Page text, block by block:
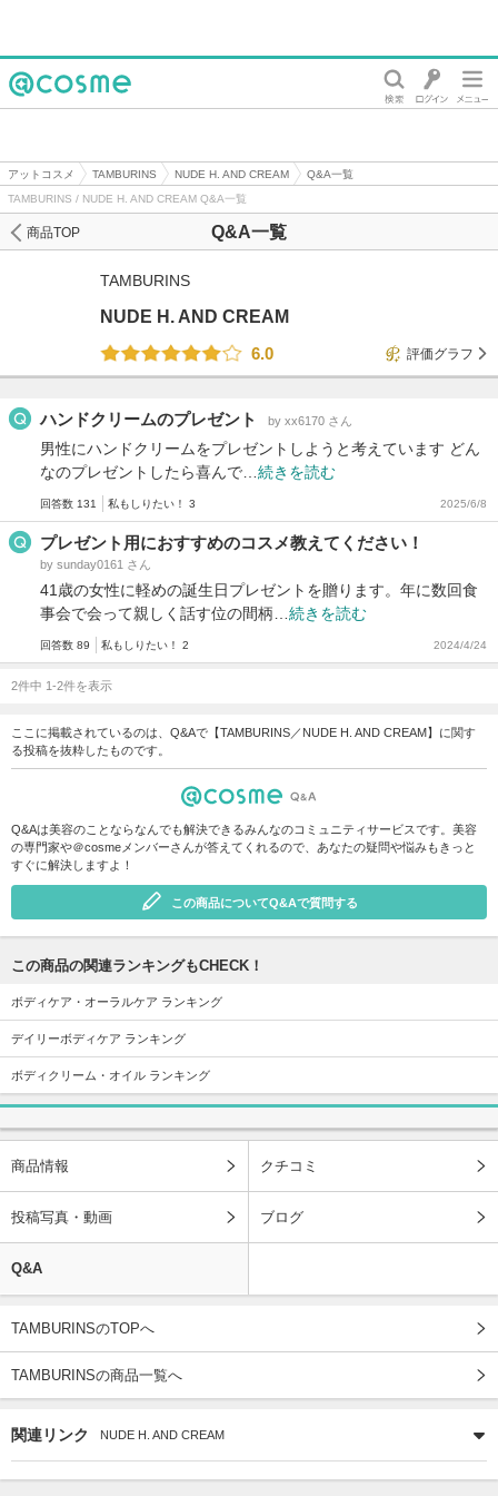
アットコスメ TAMBURINS NUDE H. AND CREAM
Q&A一覧
TAMBURINS / NUDE H. AND CREAM Q&A一覧
Q&A一覧
商品TOP
TAMBURINS
NUDE H. AND CREAM
6.0
評価グラフ
ハンドクリームのプレゼント by xx6170 さん
男性にハンドクリームをプレゼントしようと考えています どん
なのプレゼントしたら喜んで… 続きを読む
回答数 131 私もしりたい！ 3 2025/6/8
プレゼント用におすすめのコスメ教えてください！
by sunday0161 さん
41歳の女性に軽めの誕生日プレゼントを贈ります。年に数回食
事会で会って親しく話す位の間柄… 続きを読む
回答数 89 私もしりたい！ 2 2024/4/24
2件中 1-2件を表示
ここに掲載されているのは、Q&Aで【TAMBURINS／NUDE H. AND CREAM】に関す
る投稿を抜粋したものです。
Q&Aは美容のことならなんでも解決できるみんなのコミュニティサービスです。美容
の専門家や＠cosmeメンバーさんが答えてくれるので、あなたの疑問や悩みもきっと
すぐに解決しますよ！
この商品についてQ&Aで質問する
この商品の関連ランキングもCHECK！
ボディケア・オーラルケア ランキング
デイリーボディケア ランキング
ボディクリーム・オイル ランキング
商品情報 クチコミ
投稿写真・動画 ブログ
Q&A
TAMBURINSのTOPへ
TAMBURINSの商品一覧へ
関連リンク NUDE H. AND CREAM